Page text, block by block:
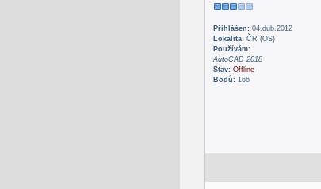
Přihlášen:04.dub.2012
Lokalita:ČR (OS)
Používám:
AutoCAD 2018
Stav: Offline
Bodů:166